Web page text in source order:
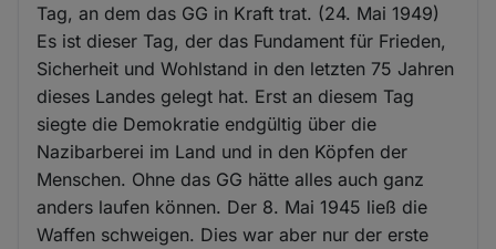
Tag, an dem das GG in Kraft trat. (24. Mai 1949)
Es ist dieser Tag, der das Fundament für Frieden,
Sicherheit und Wohlstand in den letzten 75 Jahren
dieses Landes gelegt hat. Erst an diesem Tag
siegte die Demokratie endgültig über die
Nazibarberei im Land und in den Köpfen der
Menschen. Ohne das GG hätte alles auch ganz
anders laufen können. Der 8. Mai 1945 ließ die
Waffen schweigen. Dies war aber nur der erste